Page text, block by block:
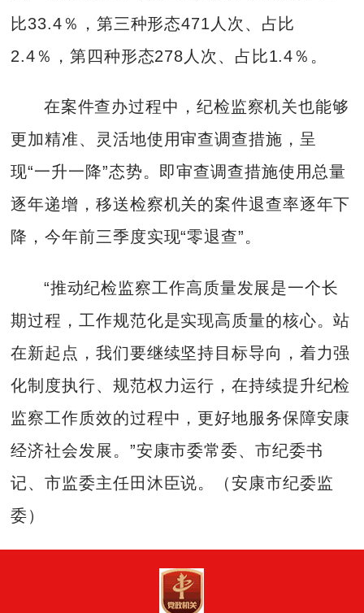
比33.4％，第三种形态471人次、占比
2.4％，第四种形态278人次、占比1.4％。
在案件查办过程中，纪检监察机关也能够
更加精准、灵活地使用审查调查措施，呈
现“一升一降”态势。即审查调查措施使用总量
逐年递增，移送检察机关的案件退查率逐年下
降，今年前三季度实现“零退查”。
“推动纪检监察工作高质量发展是一个长
期过程，工作规范化是实现高质量的核心。站
在新起点，我们要继续坚持目标导向，着力强
化制度执行、规范权力运行，在持续提升纪检
监察工作质效的过程中，更好地服务保障安康
经济社会发展。”安康市委常委、市纪委书
记、市监委主任田沐臣说。（安康市纪委监
委）